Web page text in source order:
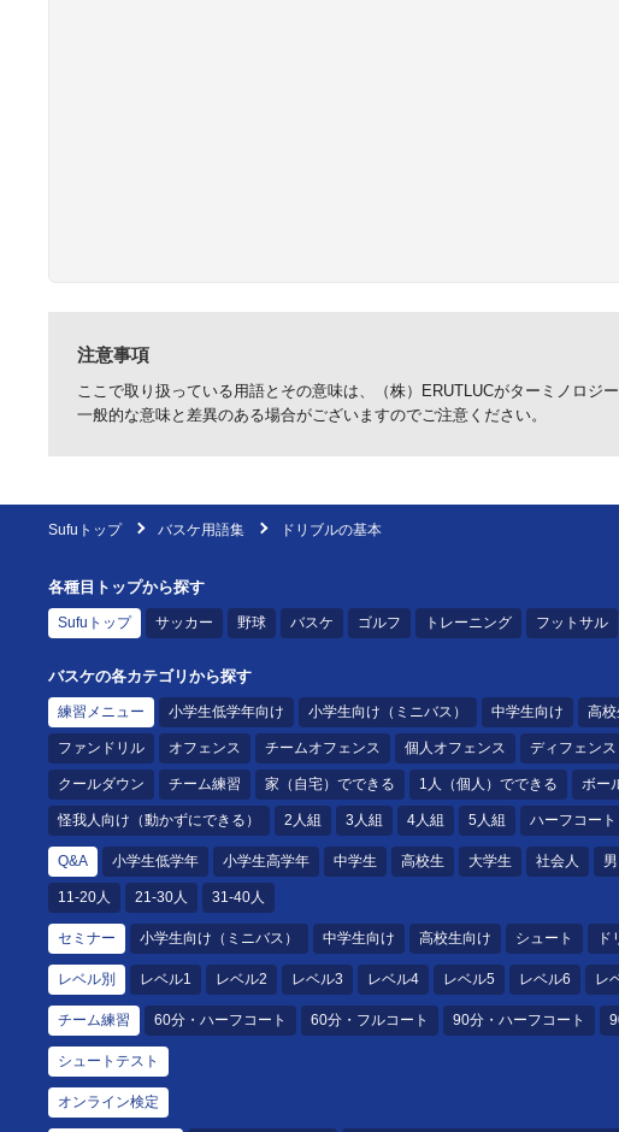
注意事項
ここで取り扱っている用語とその意味は、（株）ERUTLUCがターミノロジ
一般的な意味と差異のある場合がございますのでご注意ください。
Sufuトップ バスケ用語集 ドリブルの基本
各種目トップから探す
Sufuトップ サッカー 野球 バスケ ゴルフ トレーニング フットサル
バスケの各カテゴリから探す
練習メニュー 小学生低学年向け 小学生向け（ミニバス） 中学生向け 高校
ファンドリル オフェンス チームオフェンス 個人オフェンス ディフェンス
クールダウン チーム練習 家（自宅）でできる 1人（個人）でできる ボー
怪我人向け（動かずにできる） 2人組 3人組 4人組 5人組 ハーフコート
Q&A 小学生低学年 小学生高学年 中学生 高校生 大学生 社会人 男
11-20人 21-30人 31-40人
セミナー 小学生向け（ミニバス） 中学生向け 高校生向け シュート ド
レベル別 レベル1 レベル2 レベル3 レベル4 レベル5 レベル6 レ
チーム練習 60分・ハーフコート 60分・フルコート 90分・ハーフコート
シュートテスト
オンライン検定